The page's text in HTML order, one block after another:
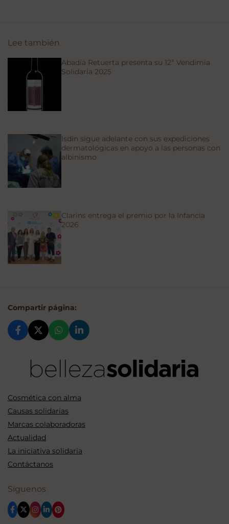
Lee también
Abadía Retuerta presenta su 12ª Vendimia
Solidaria 2025
Isdin sigue adelante con sus expediciones
dermatológicas en apoyo a las personas con
albinismo
Clarins entrega el premio por la Infancia
2026
Compartir página:
Cosmética con alma
Causas solidarias
Marcas colaboradoras
Actualidad
La iniciativa solidaria
Contáctanos
Síguenos